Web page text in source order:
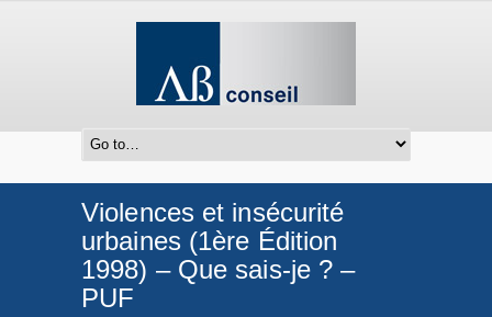
Violences et insécurité
urbaines (1ère Édition
1998) – Que sais-je ? –
PUF